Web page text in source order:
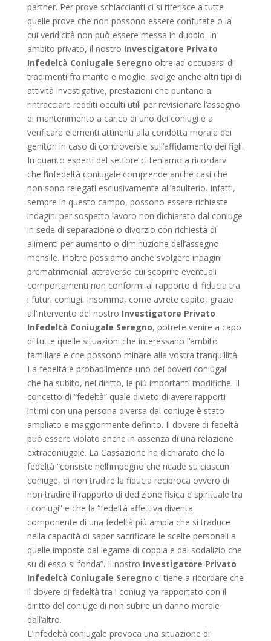
partner. Per prove schiaccianti ci si riferisce a tutte
quelle prove che non possono essere confutate o la
cui veridicità non può essere messa in dubbio. In
ambito privato, il nostro Investigatore Privato
Infedeltà Coniugale Seregno oltre ad occuparsi di
tradimenti fra marito e moglie, svolge anche altri tipi di
attività investigative, prestazioni che puntano a
rintracciare redditi occulti utili per revisionare l’assegno
di mantenimento a carico di uno dei coniugi e a
verificare elementi attinenti alla condotta morale dei
genitori in caso di controversie sull’affidamento dei figli.
In quanto esperti del settore ci teniamo a ricordarvi
che l’infedeltà coniugale comprende anche casi che
non sono relegati esclusivamente all’adulterio. Infatti,
sempre in questo campo, possono essere richieste
indagini per sospetto lavoro non dichiarato dal coniuge
in sede di separazione o divorzio con richiesta di
alimenti per aumento o diminuzione dell’assegno
mensile. Inoltre possiamo anche svolgere indagini
prematrimoniali attraverso cui scoprire eventuali
comportamenti non conformi al rapporto di fiducia tra
i futuri coniugi. Insomma, come avrete capito, grazie
all’intervento del nostro Investigatore Privato
Infedeltà Coniugale Seregno, potrete venire a capo
di tutte quelle situazioni che interessano l’ambito
familiare e che possono minare alla vostra tranquillità.
La fedeltà è probabilmente uno dei doveri coniugali
che ha subito, nel diritto, le più importanti modifiche. Il
concetto di “fedeltà” quale divieto di avere rapporti
intimi con una persona diversa dal coniuge è stato
ampliato e maggiormente definito. Il dovere di fedeltà
può essere violato anche in assenza di una relazione
extraconiugale. La Cassazione ha dichiarato che la
fedeltà “consiste nell’impegno che ricade su ciascun
coniuge, di non tradire la fiducia reciproca ovvero di
non tradire il rapporto di dedizione fisica e spirituale tra
i coniugi” e che la “fedeltà affettiva diventa
componente di una fedeltà più ampia che si traduce
nella capacità di saper sacrificare le scelte personali a
quelle imposte dal legame di coppia e dal sodalizio che
su di esso si fonda”. Il nostro Investigatore Privato
Infedeltà Coniugale Seregno ci tiene a ricordare che
il dovere di fedeltà tra i coniugi va rapportato con il
diritto del coniuge di non subire un danno morale
dall’altro.
L’infedeltà coniugale provoca una situazione di